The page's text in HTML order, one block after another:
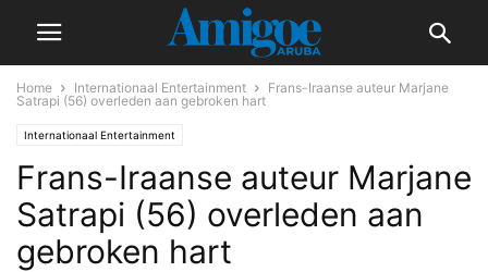
Home Internationaal Entertainment
Frans-Iraanse auteur Marjane
Satrapi (56) overleden aan gebroken hart
Internationaal Entertainment
Frans-Iraanse auteur Marjane
Satrapi (56) overleden aan
gebroken hart